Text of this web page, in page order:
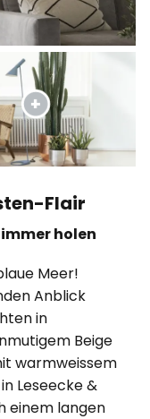
Flair
holen
Meer!
Anblick
in
Beige
warmweissem
Leseecke &
einem langen